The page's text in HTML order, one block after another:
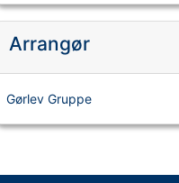
Arrangør
Gørlev Gruppe